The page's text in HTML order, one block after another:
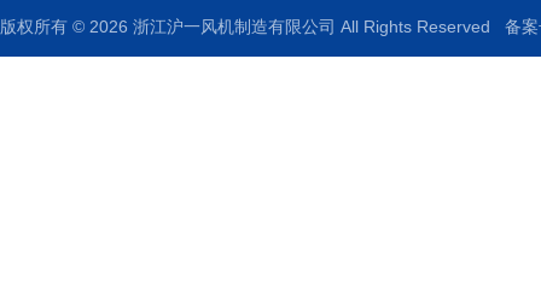
版权所有 © 2026 浙江沪一风机制造有限公司 All Rights Reserved 备